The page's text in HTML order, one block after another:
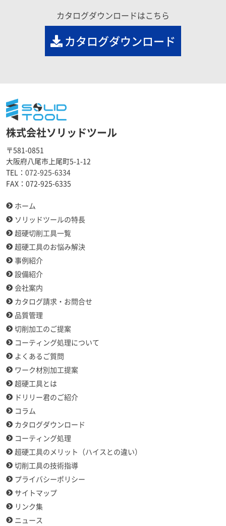
カタログダウンロードはこちら
カタログダウンロード
株式会社ソリッドツール
〒581-0851
大阪府八尾市上尾町5-1-12
TEL： 072-925-6334
FAX： 072-925-6335
ホーム
ソリッドツールの特長
超硬切削工具一覧
超硬工具のお悩み解決
事例紹介
設備紹介
会社案内
カタログ請求・お問合せ
品質管理
切削加工のご提案
コーティング処理について
よくあるご質問
ワーク材別加工提案
超硬工具とは
ドリリー君のご紹介
コラム
カタログダウンロード
コーティング処理
超硬工具のメリット（ハイスとの違い）
切削工具の技術指導
プライバシーポリシー
サイトマップ
リンク集
ニュース